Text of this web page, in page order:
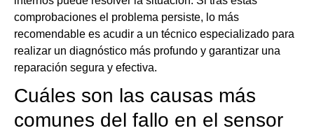
comprobaciones el problema persiste, lo más
recomendable es acudir a un técnico especializado para
realizar un diagnóstico más profundo y garantizar una
reparación segura y efectiva.
Cuáles son las causas más
comunes del fallo en el sensor